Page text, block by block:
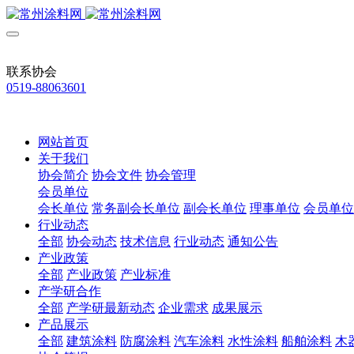
联系协会
0519-88063601
网站首页
关于我们
协会简介 协会文件 协会管理
会员单位
会长单位 常务副会长单位 副会长单位 理事单位 会员单位
行业动态
全部 协会动态 技术信息 行业动态 通知公告
产业政策
全部 产业政策 产业标准
产学研合作
全部 产学研最新动态 企业需求 成果展示
产品展示
全部 建筑涂料 防腐涂料 汽车涂料 水性涂料 船舶涂料 木